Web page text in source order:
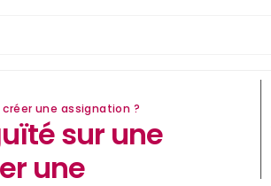
une assignation ?
sur une
une